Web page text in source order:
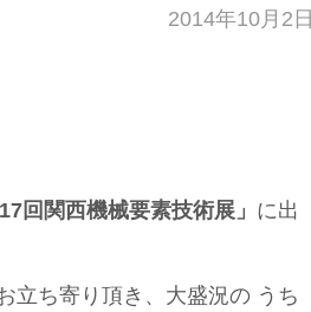
2014年10月2日
17回関西機械要素技術展」 に出
立ち寄り頂き、大盛況の うち